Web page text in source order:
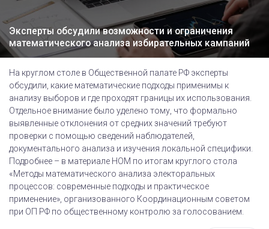
Эксперты обсудили возможности и ограничения
математического анализа избирательных кампаний
На круглом столе в Общественной палате РФ эксперты
обсудили, какие математические подходы применимы к
анализу выборов и где проходят границы их использования.
Отдельное внимание было уделено тому, что формально
выявленные отклонения от средних значений требуют
проверки с помощью сведений наблюдателей,
документального анализа и изучения локальной специфики.
Подробнее – в материале НОМ по итогам круглого стола
«Методы математического анализа электоральных
процессов: современные подходы и практическое
применение», организованного Координационным советом
при ОП РФ по общественному контролю за голосованием.